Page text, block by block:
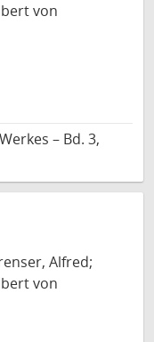
von
– Bd. 3,
Alfred;
von